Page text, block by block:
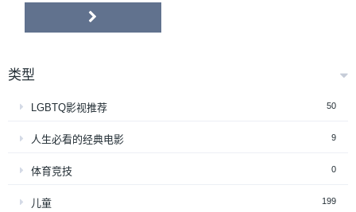
类型
LGBTQ影视推荐 50
人生必看的经典电影 9
体育竞技 0
儿童 199